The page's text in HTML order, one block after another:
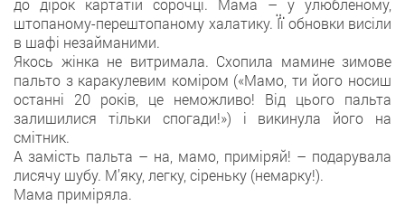
до дірок картатій сорочці. Мама – у улюбленому,
штопаному-перештопаному халатику. Її обновки висіли
в шафі незайманими.
Якось жінка не витримала. Схопила мамине зимове
пальто з каракулевим коміром («Мамо, ти його носиш
останні 20 років, це неможливо! Від цього пальта
залишилися тільки спогади!») і викинула його на
смітник.
А замість пальта – на, мамо, приміряй! – подарувала
лисячу шубу. М’яку, легку, сіреньку (немарку!).
Мама приміряла.